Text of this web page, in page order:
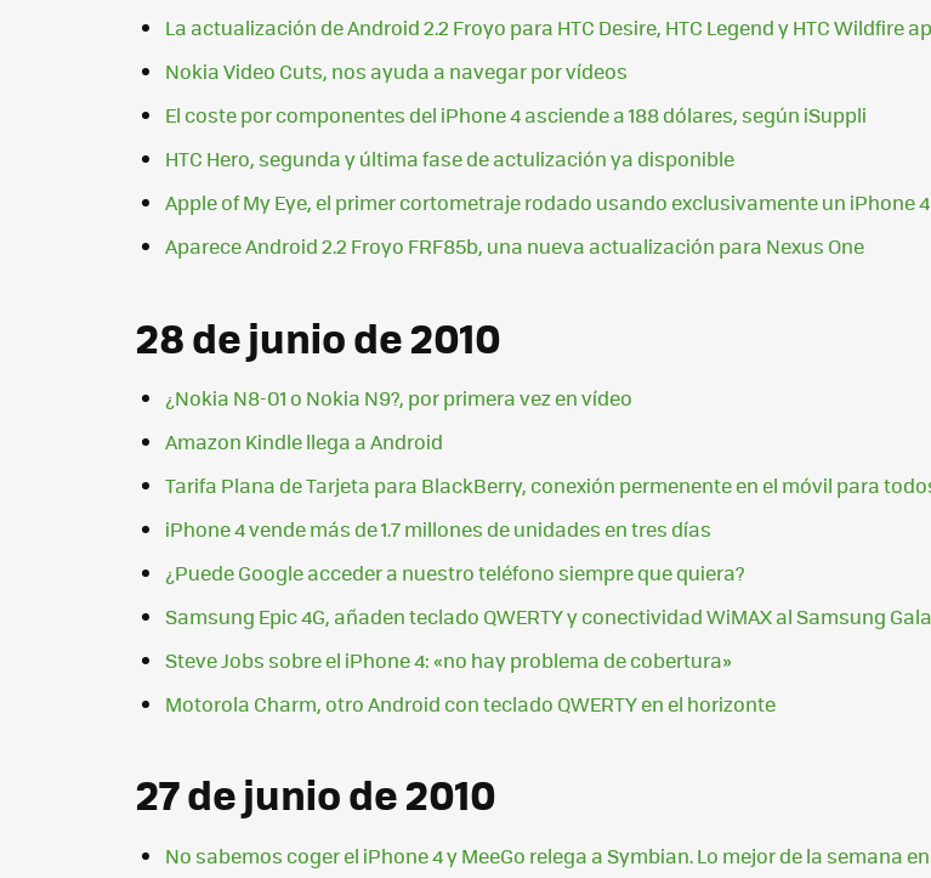
La actualización de Android 2.2 Froyo para HTC Desire, HTC Legend y HTC Wildfire
Nokia Video Cuts, nos ayuda a navegar por vídeos
El coste por componentes del iPhone 4 asciende a 188 dólares, según iSuppli
HTC Hero, segunda y última fase de actulización ya disponible
Apple of My Eye, el primer cortometraje rodado usando exclusivamente un iPhone
Aparece Android 2.2 Froyo FRF85b, una nueva actualización para Nexus One
28 de junio de 2010
¿Nokia N8-01 o Nokia N9?, por primera vez en vídeo
Amazon Kindle llega a Android
Tarifa Plana de Tarjeta para BlackBerry, conexión permenente en el móvil para
iPhone 4 vende más de 1.7 millones de unidades en tres días
¿Puede Google acceder a nuestro teléfono siempre que quiera?
Samsung Epic 4G, añaden teclado QWERTY y conectividad WiMAX al Samsung
Steve Jobs sobre el iPhone 4: «no hay problema de cobertura»
Motorola Charm, otro Android con teclado QWERTY en el horizonte
27 de junio de 2010
No sabemos coger el iPhone 4 y MeeGo relega a Symbian. Lo mejor de la semana